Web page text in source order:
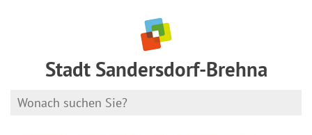
Stadt Sandersdorf-Brehna